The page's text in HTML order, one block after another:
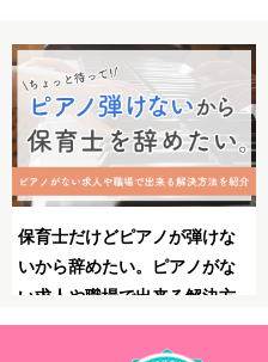
保育士としてのブランクが不
安！復職・再就職の前にやっ
ておくべきことや必要な準備
を解説！